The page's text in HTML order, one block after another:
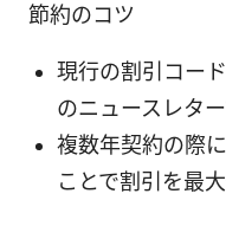
節約のコツ
現行の割引コー
のニュースレタ
複数年契約の際
ことで割引を最